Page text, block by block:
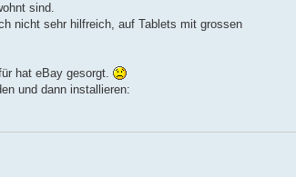
sind.
nicht sehr hilfreich, auf Tablets mit grossen
hat eBay gesorgt.
und dann installieren: